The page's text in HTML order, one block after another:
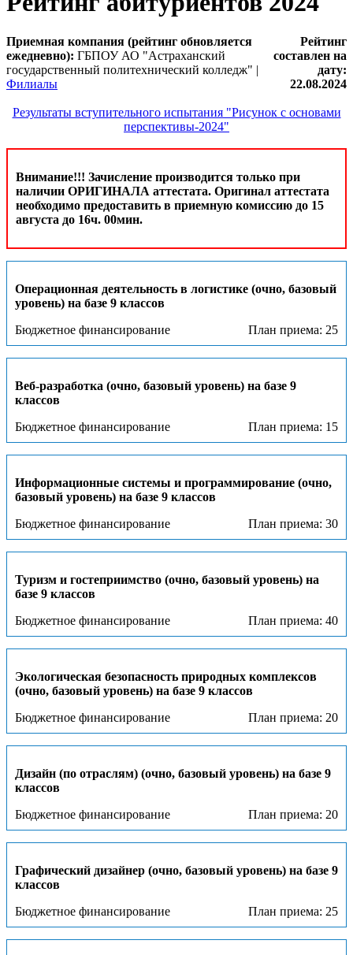
Приемная компания (рейтинг обновляется
ежедневно): ГБПОУ АО "Астраханский
государственный политехнический колледж" |
Филиалы
Рейтинг
составлен на
дату:
22.08.2024
Результаты вступительного испытания "Рисунок с основами
перспективы-2024"
Внимание!!! Зачисление производится только при
наличии ОРИГИНАЛА аттестата. Оригинал аттестата
необходимо предоставить в приемную комиссию до 15
августа до 16ч. 00мин.
Операционная деятельность в логистике (очно, базовый
уровень) на базе 9 классов
Бюджетное финансирование
План приема: 25
Веб-разработка (очно, базовый уровень) на базе 9
классов
Бюджетное финансирование
План приема: 15
Информационные системы и программирование (очно,
базовый уровень) на базе 9 классов
Бюджетное финансирование
План приема: 30
Туризм и гостеприимство (очно, базовый уровень) на
базе 9 классов
Бюджетное финансирование
План приема: 40
Экологическая безопасность природных комплексов
(очно, базовый уровень) на базе 9 классов
Бюджетное финансирование
План приема: 20
Дизайн (по отраслям) (очно, базовый уровень) на базе 9
классов
Бюджетное финансирование
План приема: 20
Графический дизайнер (очно, базовый уровень) на базе 9
классов
Бюджетное финансирование
План приема: 25